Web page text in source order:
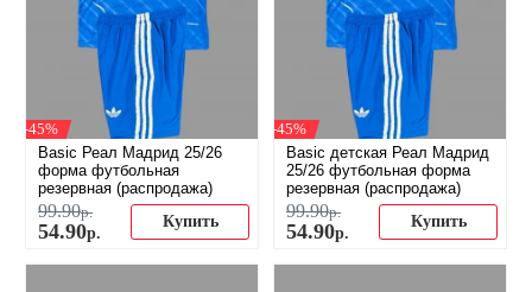
-45%
Basic Реал Мадрид 25/26
форма футбольная
резервная (распродажа)
99.90р.
54.90р.
Купить
-45%
Basic детская Реал Мадрид
25/26 футбольная форма
резервная (распродажа)
99.90р.
54.90р.
Купить